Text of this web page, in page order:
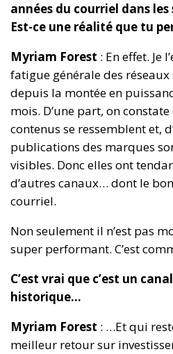
années du courriel dans
Est-ce une réalité que tu
Myriam Forest : En effet. Je
fatigue générale des
depuis la montée en
mois. D’une part, on
contenus se ressemblent et,
publications des marques
visibles. Donc elles ont
d’autres canaux… dont le
courriel.
Non seulement il n’est pas
super performant. C’est
C’est vrai que c’est un
historique…
Myriam Forest : …Et qui
meilleur retour sur